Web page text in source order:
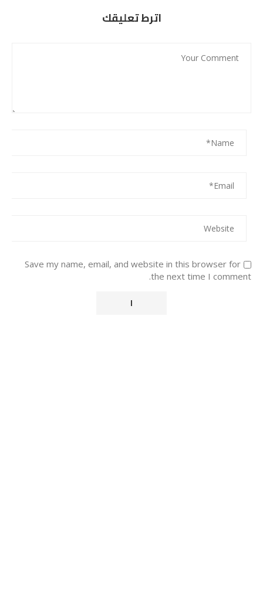
اترط تعليقك
Save my name, email, and website in this browser for
the next time I comment.